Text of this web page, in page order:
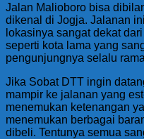
Jalan Malioboro bisa
dikenal di Jogja. Jalanan
lokasinya sangat dekat
seperti kota lama yang
pengunjungnya selalu
Jika Sobat DTT ingin
mampir ke jalanan yang
menemukan ketenangan
menemukan berbagai
dibeli. Tentunya semua